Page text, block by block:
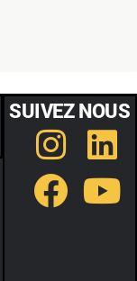
SUIVEZ NOUS